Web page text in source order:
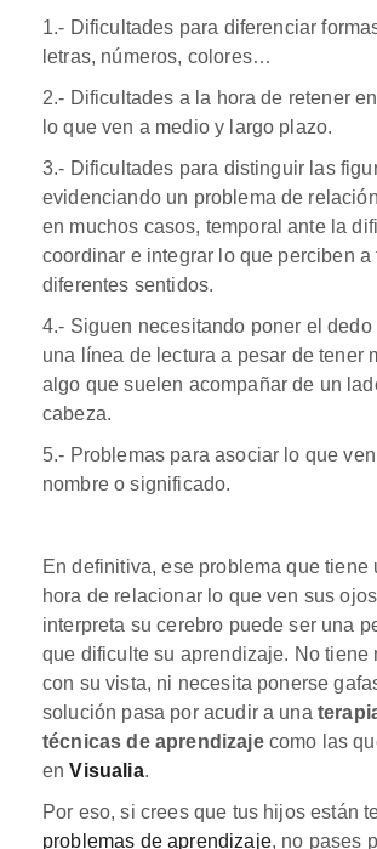
1.- Dificultades para diferenciar
letras, números, colores…
2.- Dificultades a la hora de retener
lo que ven a medio y largo plazo.
3.- Dificultades para distinguir las
evidenciando un problema de
en muchos casos, temporal ante la
coordinar e integrar lo que perciben a
diferentes sentidos.
4.- Siguen necesitando poner el
una línea de lectura a pesar de tener
algo que suelen acompañar de un
cabeza.
5.- Problemas para asociar lo que
nombre o significado.
En definitiva, ese problema que tiene
hora de relacionar lo que ven sus
interpreta su cerebro puede ser una
que dificulte su aprendizaje. No tiene
con su vista, ni necesita ponerse
solución pasa por acudir a una
técnicas de aprendizajecomo las
enVisualia.
Por eso, si crees que tus hijos están
problemas de aprendizaje, no pases